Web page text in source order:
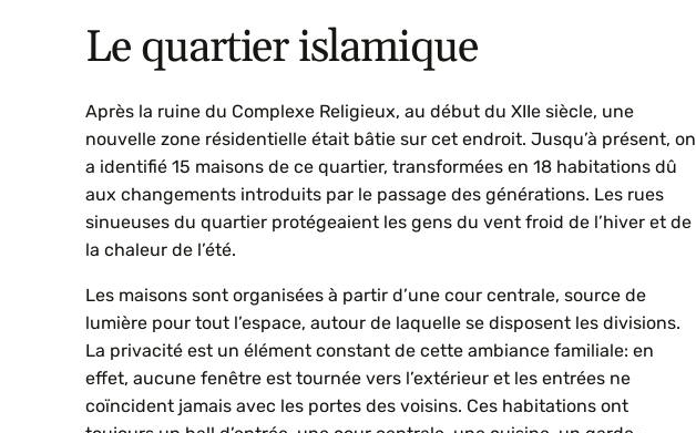
Le quartier islamique
Après la ruine du Complexe Religieux, au début du XIIe siècle, une
nouvelle zone résidentielle était bâtie sur cet endroit. Jusqu’à présent, on
a identifié 15 maisons de ce quartier, transformées en 18 habitations dû
aux changements introduits par le passage des générations. Les rues
sinueuses du quartier protégeaient les gens du vent froid de l’hiver et de
la chaleur de l’été.
Les maisons sont organisées à partir d’une cour centrale, source de
lumière pour tout l’espace, autour de laquelle se disposent les divisions.
La privacité est un élément constant de cette ambiance familiale: en
effet, aucune fenêtre est tournée vers l’extérieur et les entrées ne
coïncident jamais avec les portes des voisins. Ces habitations ont